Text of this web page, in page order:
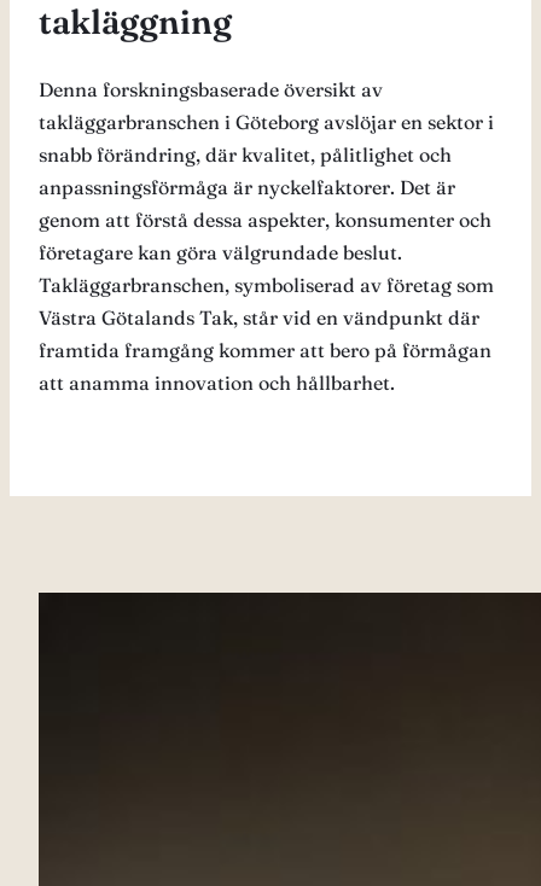
takläggning
Denna forskningsbaserade översikt av
takläggarbranschen i Göteborg avslöjar en sektor i
snabb förändring, där kvalitet, pålitlighet och
anpassningsförmåga är nyckelfaktorer. Det är
genom att förstå dessa aspekter, konsumenter och
företagare kan göra välgrundade beslut.
Takläggarbranschen, symboliserad av företag som
Västra Götalands Tak, står vid en vändpunkt där
framtida framgång kommer att bero på förmågan
att anamma innovation och hållbarhet.